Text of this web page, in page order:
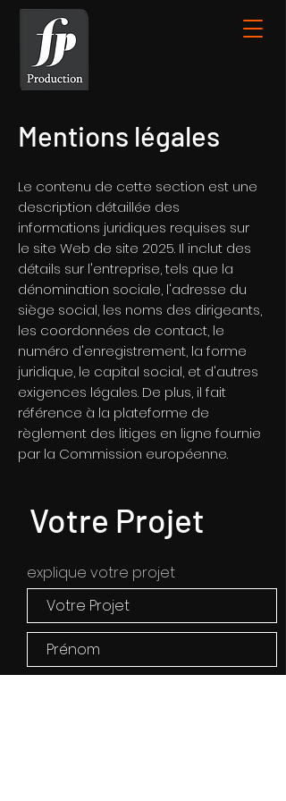
Mentions légales
Le contenu de cette section est une
description détaillée des
informations juridiques requises sur
le site Web de site 2025. Il inclut des
détails sur l'entreprise, tels que la
dénomination sociale, l'adresse du
siège social, les noms des dirigeants,
les coordonnées de contact, le
numéro d'enregistrement, la forme
juridique, le capital social, et d'autres
exigences légales. De plus, il fait
référence à la plateforme de
règlement des litiges en ligne fournie
par la Commission européenne.
Votre Projet
explique votre projet